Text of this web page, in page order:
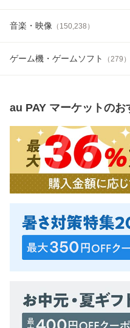
音楽・映像 （ 150,238 ）
ゲーム機・ゲームソフト （279 ）
au PAY マーケットのお